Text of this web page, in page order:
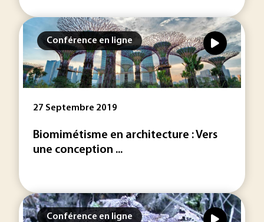
Conférence en ligne
27 Septembre 2019
Biomimétisme en architecture : Vers
une conception ...
Conférence en ligne